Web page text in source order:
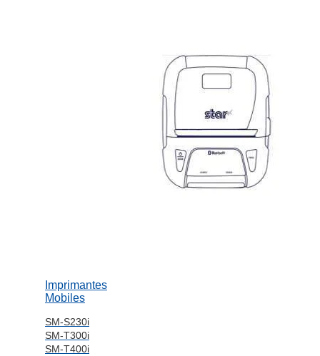
Imprimantes
Mobiles
SM-S230i
SM-T300i
SM-T400i